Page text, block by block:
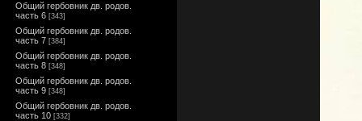
Общий гербовник дв. родов.
часть 6 [343]
Общий гербовник дв. родов.
часть 7 [384]
Общий гербовник дв. родов.
часть 8 [348]
Общий гербовник дв. родов.
часть 9 [348]
Общий гербовник дв. родов.
часть 10 [332]